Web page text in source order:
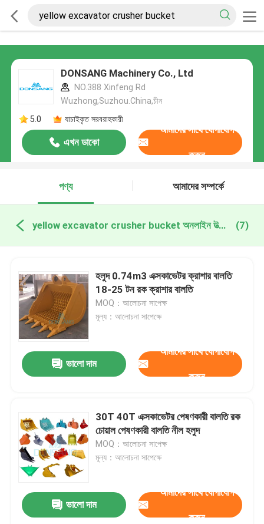
DONSANG Machinery Co., Ltd
NO.388 Xinfeng Rd
Wuzhong,Suzhou.China,চীন
5.0
যাচাইকৃত সরবরাহকারী
এখন ডাকো
আমাদের সাথে যোগাযোগ
করুন
পণ্য আমাদের সম্পর্কে
yellow excavator crusher bucket অনলাইন উত্পাদন (7)
হলুদ 0.74m3 এক্সকাভেটর ক্রাশার বালতি
18-25 টন রক ক্রাশার বালতি
MOQ：আলোচনা সাপেক্ষ
মূল্য：আলোচনা সাপেক্ষে
ভালো দাম
আমাদের সাথে যোগাযোগ
করুন
30T 40T এক্সকাভেটর পেষণকারী বালতি রক
চোয়াল পেষণকারী বালতি নীল হলুদ
MOQ：আলোচনা সাপেক্ষ
মূল্য：আলোচনা সাপেক্ষে
ভালো দাম
আমাদের সাথে যোগাযোগ
করুন